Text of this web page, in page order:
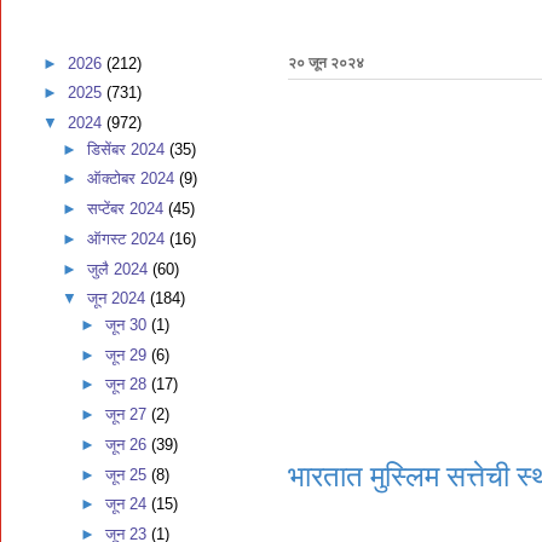
२० जून २०२४
भारतात मुस्लिम सत्तेची
► 2026 (212)
► 2025 (731)
▼ 2024 (972)
► डिसेंबर 2024 (35)
► ऑक्टोबर 2024 (9)
► सप्टेंबर 2024 (45)
► ऑगस्ट 2024 (16)
► जुलै 2024 (60)
▼ जून 2024 (184)
►जून 30(1)
►जून 29(6)
►जून 28(17)
►जून 27(2)
►जून 26(39)
►जून 25(8)
►जून 24(15)
►जून 23(1)